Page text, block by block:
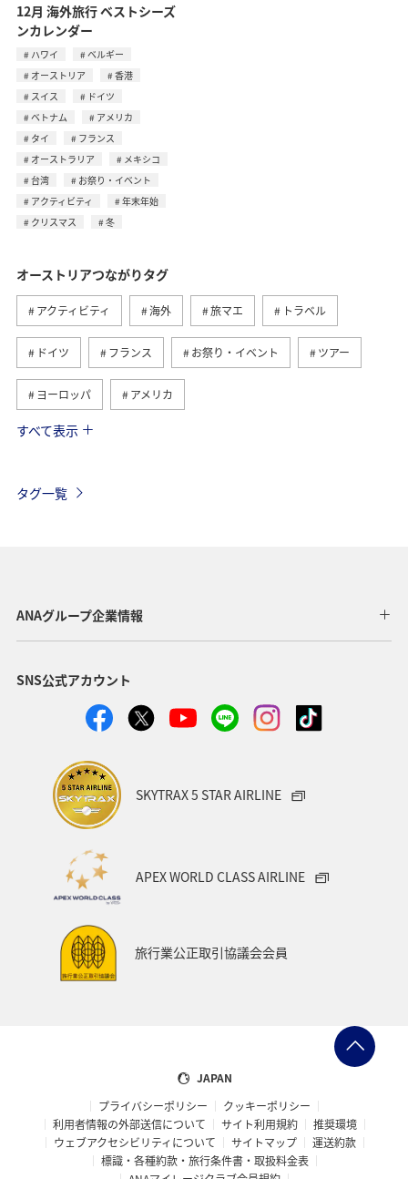
12月 海外旅行 ベストシーズ
ンカレンダー
ハワイ
ベルギー
オーストリア
香港
スイス
ドイツ
ベトナム
アメリカ
タイ
フランス
オーストラリア
メキシコ
台湾
お祭り・イベント
アクティビティ
年末年始
クリスマス
冬
オーストリアつながりタグ
アクティビティ 海外 旅マエ トラベル
ドイツ フランス お祭り・イベント ツアー
ヨーロッパ アメリカ
ベトナム
グルメ 秋 韓国 冬 夏 イタリア
アメリカ・カナダ・中南米
フィリピン 春 クリスマス
すべて表示
タグ一覧
ANAグループ企業情報
SNS公式アカウント
SKYTRAX 5 STAR AIRLINE
APEX WORLD CLASS AIRLINE
旅行業公正取引協議会会員
JAPAN
プライバシーポリシー
クッキーポリシー
利用者情報の外部送信について
サイト利用規約
推奨環境
ウェブアクセシビリティについて
サイトマップ
運送約款
標識・各種約款・旅行条件書・取扱料金表